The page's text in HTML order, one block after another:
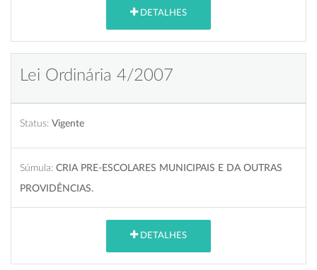
DETALHES
Lei Ordinária 4/2007
Status: Vigente
Súmula: CRIA PRE-ESCOLARES MUNICIPAIS E DA OUTRAS
PROVIDÊNCIAS.
DETALHES